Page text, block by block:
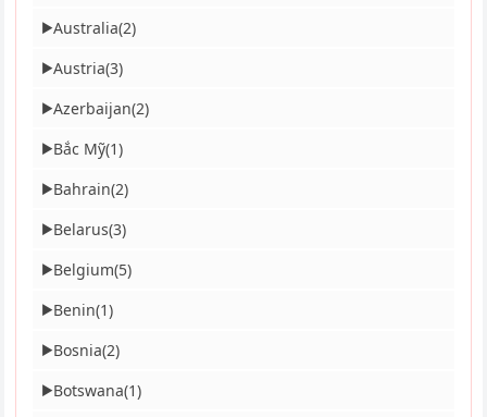
▶Australia(2)
▶Austria(3)
▶Azerbaijan(2)
▶Bắc Mỹ(1)
▶Bahrain(2)
▶Belarus(3)
▶Belgium(5)
▶Benin(1)
▶Bosnia(2)
▶Botswana(1)